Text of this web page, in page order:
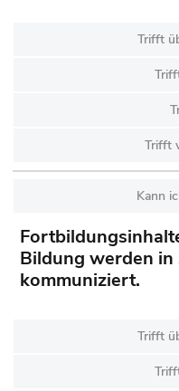
Trifft
Trifft
Kann
Bildung werden in
kommuniziert.
Trifft